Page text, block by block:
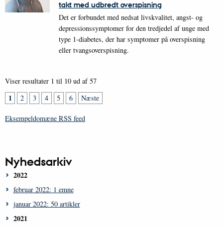
takt med udbredt overspisning
Det er forbundet med nedsat livskvalitet, angst- og
depressionssymptomer for den tredjedel af unge med
type 1-diabetes, der har symptomer på overspisning
eller tvangsoverspisning.
Viser resultater 1 til 10 ud af 57
1 2 3 4 5 6 Næste
Eksempeldomæne RSS feed
Nyhedsarkiv
2022
februar 2022: 1 emne
januar 2022: 50 artikler
2021